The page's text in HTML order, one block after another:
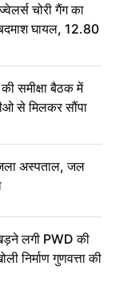
चोरी गैंग का
घायल, 12.80
समीक्षा बैठक में
से मिलकर सौंपा
अस्पताल, जल
लगी PWD की
निर्माण गुणवत्ता की